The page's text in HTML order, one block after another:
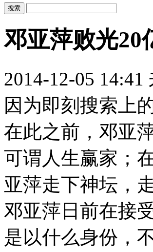
邓亚萍败光20
2014-12-05 14:41
因为即刻搜索上
在此之前，邓亚
可谓人生赢家；
亚萍走下神坛，
邓亚萍日前在接
是以什么身份，